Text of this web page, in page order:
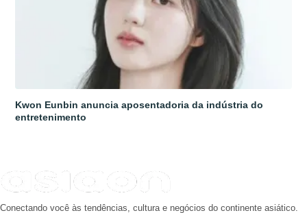
Kwon Eunbin anuncia aposentadoria da indústria do
entretenimento
Conectando você às tendências, cultura e negócios do continente asiático.